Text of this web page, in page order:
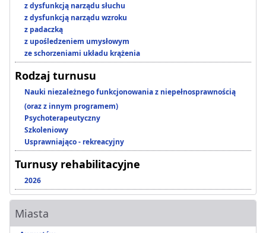
z dysfunkcją narządu słuchu
z dysfunkcją narządu wzroku
z padaczką
z upośledzeniem umysłowym
ze schorzeniami układu krążenia
Rodzaj turnusu
Nauki niezależnego funkcjonowania z niepełnosprawnością
(oraz z innym programem)
Psychoterapeutyczny
Szkoleniowy
Usprawniająco - rekreacyjny
Turnusy rehabilitacyjne
2026
Miasta